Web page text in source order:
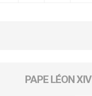
PAPE LÉON XIV